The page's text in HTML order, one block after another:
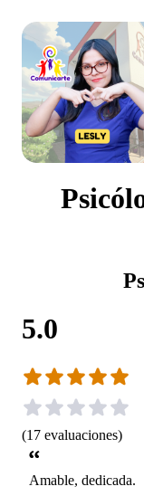
5.0
(17 evaluaciones)
Amable, dedicada.